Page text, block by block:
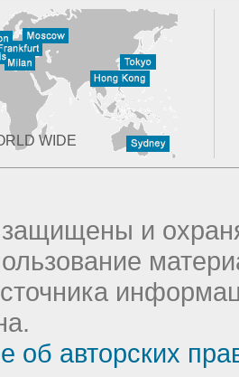
WIDE
и
об авторских